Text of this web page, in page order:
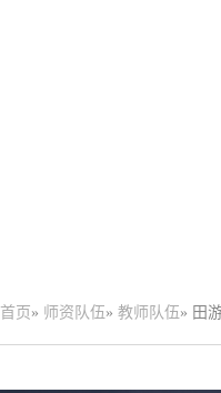
首页 » 师资队伍 » 教师队伍 » 田